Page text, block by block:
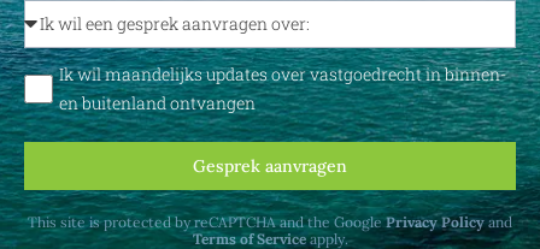
Ik wil maandelijks updates over vastgoedrecht in binnen-
en buitenland ontvangen
Gesprek aanvragen
This site is protected by reCAPTCHA and the GooglePrivacy Policyand
Terms of Serviceapply.